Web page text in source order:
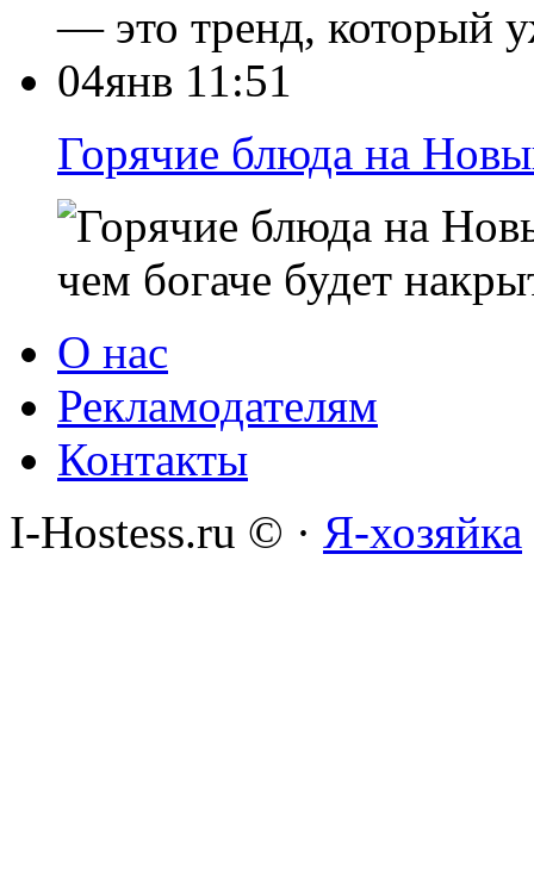
— это тренд, который
04янв 11:51
Горячие блюда на
чем богаче будет
О нас
Рекламодателям
Контакты
I-Hostess.ru © · Я-хозяйка